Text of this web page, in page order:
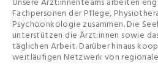
Fachpersonen der Pflege,
Psychoonkologie zusammen. Die
unterstützen die Ärzt:innen sowie
täglichen Arbeit. Darüber hinaus
weitläufigen Netzwerk von